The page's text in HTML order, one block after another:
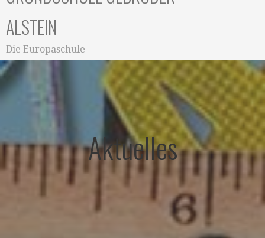
ALSTEIN
Die Europaschule
Aktuelles